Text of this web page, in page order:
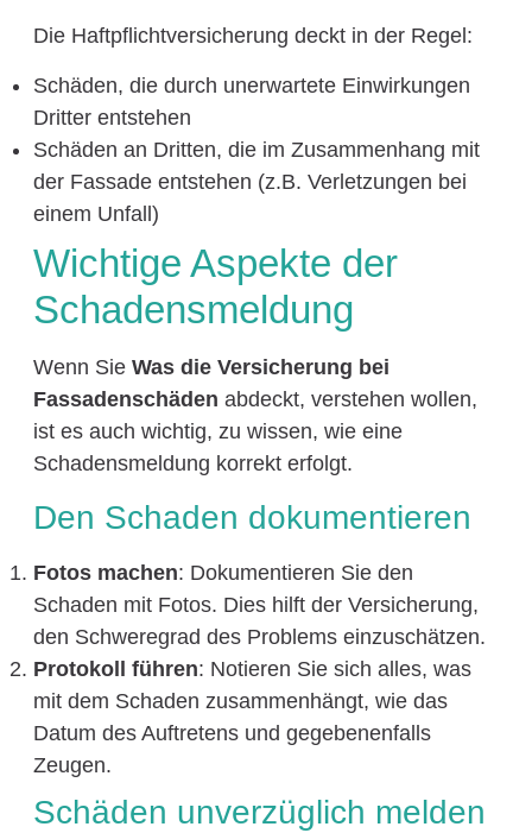
Die Haftpflichtversicherung deckt in der Regel:
Schäden, die durch unerwartete Einwirkungen
Dritter entstehen
Schäden an Dritten, die im Zusammenhang mit
der Fassade entstehen (z.B. Verletzungen bei
einem Unfall)
Wichtige Aspekte der
Schadensmeldung
Wenn Sie Was die Versicherung bei
Fassadenschäden abdeckt, verstehen wollen,
ist es auch wichtig, zu wissen, wie eine
Schadensmeldung korrekt erfolgt.
Den Schaden dokumentieren
Fotos machen: Dokumentieren Sie den
Schaden mit Fotos. Dies hilft der Versicherung,
den Schweregrad des Problems einzuschätzen.
Protokoll führen: Notieren Sie sich alles, was
mit dem Schaden zusammenhängt, wie das
Datum des Auftretens und gegebenenfalls
Zeugen.
Schäden unverzüglich melden